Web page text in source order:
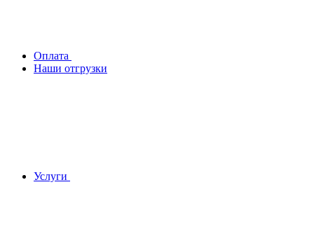
Оплата
Наши отгрузки
Услуги